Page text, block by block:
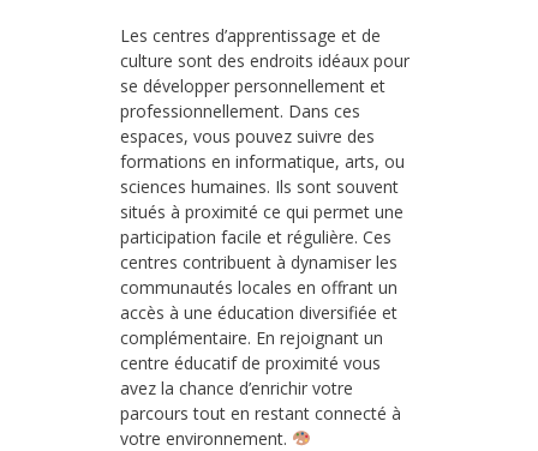
Les centres d’apprentissage et de
culture sont des endroits idéaux pour
se développer personnellement et
professionnellement. Dans ces
espaces, vous pouvez suivre des
formations en informatique, arts, ou
sciences humaines. Ils sont souvent
situés à proximité ce qui permet une
participation facile et régulière. Ces
centres contribuent à dynamiser les
communautés locales en offrant un
accès à une éducation diversifiée et
complémentaire. En rejoignant un
centre éducatif de proximité vous
avez la chance d’enrichir votre
parcours tout en restant connecté à
votre environnement.